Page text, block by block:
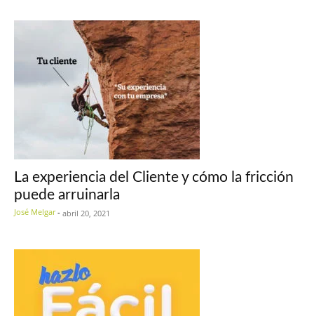
La experiencia del Cliente y cómo la fricción
puede arruinarla
José Melgar - abril 20, 2021